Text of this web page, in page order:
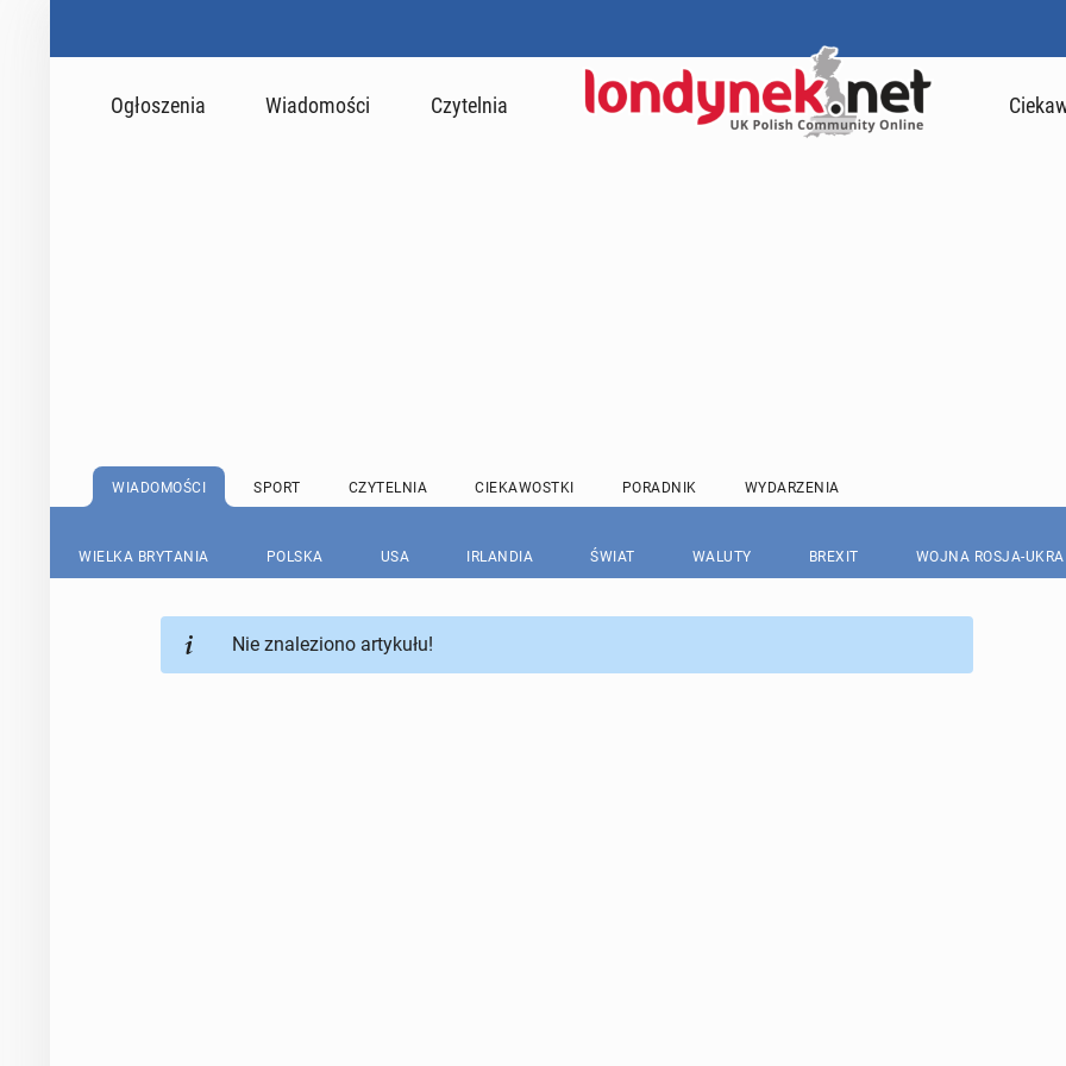
Ogłoszenia Wiadomości Czytelnia
WIADOMOŚCI SPORT CZYTELNIA CIEKAWOSTKI PORADNIK WYDARZENIA
WIELKA BRYTANIA POLSKA USA IRLANDIA ŚWIAT WALUTY BREXIT WOJNA ROSJA-
Nie znaleziono artykułu!